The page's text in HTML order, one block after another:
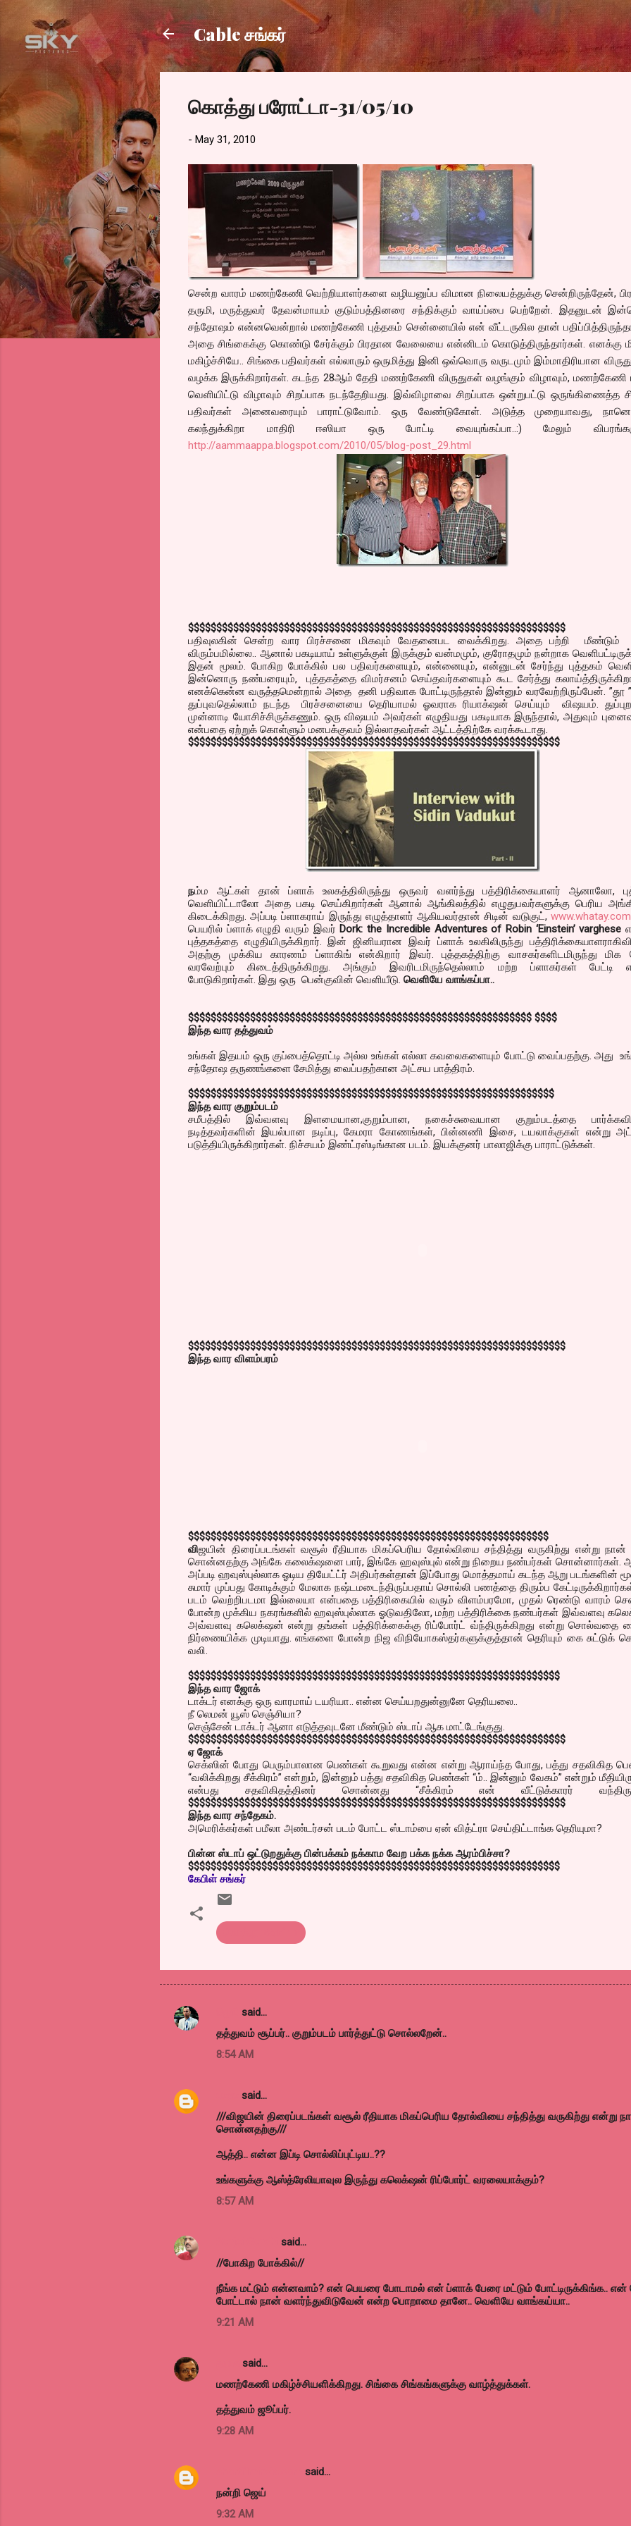
Skip to main content
Cable சங்கர்
கொத்து பரோட்டா-31/05/10
- May 31, 2010
சென்ற வாரம் மணற்கேணி வெற்றியாளர்களை வழியனுப்ப விமான நிலையத்துக்கு சென்றிருந்தேன்,
தருமி, மருத்துவர் தேவன்மாயம் குடும்பத்தினரை சந்திக்கும் வாய்ப்பை பெற்றேன். இதனுடன்
சந்தோஷம் என்னவென்றால் மணற்கேணி புத்தகம் சென்னையில் என் வீட்டருகில தான்
அதை சிங்கைக்கு கொண்டு சேர்க்கும் பிரதான வேலையை என்னிடம் கொடுத்திருந்தார்கள். எனக்கு
மகிழ்ச்சியே.. சிங்கை பதிவர்கள் எல்லாரும் ஒருமித்து இனி ஒவ்வொரு வருடமும் இம்மாதிரியான
வழக்க இருக்கிறார்கள். கடந்த 28ஆம் தேதி மணற்கேணி விருதுகள் வழங்கும் விழாவும், மணற்கேணி
வெளியிட்டு விழாவும் சிறப்பாக நடந்தேறியது. இவ்விழாவை சிறப்பாக ஒன்றுபட்டு ஒருங்கிணைத்த
பதிவர்கள் அனைவரையும் பாராட்டுவோம். ஒரு வேண்டுகோள். அடுத்த முறையாவது,
கலந்துக்கிறா மாதிரி ஈஸியா ஒரு போட்டி வையுங்கப்பா..:) மேலும்
http://aammaappa.blogspot.com/2010/05/blog-post_29.html
$$$$$$$$$$$$$$$$$$$$$$$$$$$$$$$$$$$$$$$$$$$$$$$$$$$$$$$$$$$$$$$$$$$
பதிவுலகின் சென்ற வார பிரச்சனை மிகவும் வேதனைபட வைக்கிறது. அதை பற்றி மீண்டும்
விரும்பமில்லை.. ஆனால் பகடியாய் உள்ளுக்குள் இருக்கும் வன்மமும், குரோதமும் நன்றாக
இதன் மூலம். போகிற போக்கில் பல பதிவர்களையும், என்னையும், என்னுடன் சேர்ந்து புத்தகம்
இன்னொரு நண்பரையும், புத்தகத்தை விமர்சனம் செய்தவர்களையும் கூட சேர்த்து
எனக்கென்ன வருத்தமென்றால் அதை தனி பதிவாக போட்டிருந்தால் இன்னும் வரவேற்றிருப்பேன். ”தூ
துப்புவதெல்லாம் நடந்த பிரச்சனையை தெரியாமல் ஓவராக ரியாக்‌ஷன் செய்யும் விஷயம்.
முன்னாடி யோசிச்சிருக்கணும். ஒரு விஷயம் அவர்கள் எழுதியது பகடியாக இருந்தால், அதுவும்
என்பதை ஏற்றுக் கொள்ளும் மனபக்குவம் இல்லாதவர்கள் ஆட்டத்திற்கே வரக்கூடாது.
$$$$$$$$$$$$$$$$$$$$$$$$$$$$$$$$$$$$$$$$$$$$$$$$$$$$$$$$$$$$$$$$$$
நம்ம ஆட்கள் தான் ப்ளாக் உலகத்திலிருந்து ஒருவர் வளர்ந்து பத்திரிக்கையாளர் ஆனாலோ,
வெளியிட்டாலோ அதை பகடி செய்கிறார்கள் ஆனால் ஆங்கிலத்தில் எழுதுபவர்களுக்கு பெரிய
கிடைக்கிறது. அப்படி ப்ளாகராய் இருந்து எழுத்தாளர் ஆகியவர்தான் சிடின் வடுகுட், www.whatay.com
பெயரில் ப்ளாக் எழுதி வரும் இவர் Dork: the Incredible Adventures of Robin ‘Einstein’ varghese
புத்தகத்தை எழுதியிருக்கிறார். இன் ஜினியரான இவர் ப்ளாக் உலகிலிருந்து
அதற்கு முக்கிய காரணம் ப்ளாகிங் என்கிறார் இவர். புத்தகத்திற்கு வாசகர்களிடமிருந்து மிக
வரவேற்பும் கிடைத்திருக்கிறது. அங்கும் இவரிடமிருந்தெல்லாம் மற்ற ப்ளாகர்கள் பேட்டி
போடுகிறார்கள். இது ஒரு பென்குவின் வெளியீடு. வெளியே வாங்கப்பா..
$$$$$$$$$$$$$$$$$$$$$$$$$$$$$$$$$$$$$$$$$$$$$$$$$$$$$$$$$$$$$ $$$$
இந்த வார தத்துவம்
உங்கள் இதயம் ஒரு குப்பைத்தொட்டி அல்ல உங்கள் எல்லா கவலைகளையும் போட்டு வைப்பதற்கு. அது
சந்தோஷ தருணங்களை சேமித்து வைப்பதற்கான அட்சய பாத்திரம்.
$$$$$$$$$$$$$$$$$$$$$$$$$$$$$$$$$$$$$$$$$$$$$$$$$$$$$$$$$$$$$$$$$
இந்த வார குறும்படம்
சமீபத்தில் இவ்வளவு இளமையான,குறும்பான, நகைச்சுவையான குறும்படத்தை
நடித்தவர்களின் இயல்பான நடிப்பு, கேமரா கோணங்கள், பின்னணி இசை, டயலாக்குகள் என்று
படுத்தியிருக்கிறார்கள். நிச்சயம் இண்ட்ரஸ்டிங்கான படம். இயக்குனர் பாலாஜிக்கு பாராட்டுக்கள்.
$$$$$$$$$$$$$$$$$$$$$$$$$$$$$$$$$$$$$$$$$$$$$$$$$$$$$$$$$$$$$$$$$$$
இந்த வார விளம்பரம்
$$$$$$$$$$$$$$$$$$$$$$$$$$$$$$$$$$$$$$$$$$$$$$$$$$$$$$$$$$$$$$$$
விஜயின் திரைப்படங்கள் வசூல் ரீதியாக மிகப்பெரிய தோல்வியை சந்தித்து வருகிற்து என்று நான்
சொன்னதற்கு அங்கே கலைக்‌ஷனை பார், இங்கே ஹவுஸ்புல் என்று நிறைய நண்பர்கள் சொன்னார்கள்.
அப்படி ஹவுஸ்புல்லாக ஓடிய தியேட்ட்ர் அதிபர்கள்தான் இப்போது மொத்தமாய் கடந்த ஆறு படங்களின்
சுமார் முப்பது கோடிக்கும் மேலாக நஷ்டமடைந்திருப்பதாய் சொல்லி பணத்தை திரும்ப
படம் வெற்றிபடமா இல்லையா என்பதை பத்திரிகையில் வரும் விளம்பரமோ, முதல் ரெண்டு வாரம்
போன்ற முக்கிய நகரங்களில் ஹவுஸ்புல்லாக ஓடுவதிலோ, மற்ற பத்திரிக்கை நண்பர்கள் இவ்வளவு
அவ்வளவு கலெக்‌ஷன் என்று தங்கள் பத்திரிக்கைக்கு ரிப்போர்ட் வ்ந்திருக்கிறது என்று சொல்வதை
நிர்ணையிக்க முடியாது. எங்களை போன்ற நிஜ விநியோகஸ்தர்களுக்குத்தான் தெரியும் கை சுட்டுக்
வலி.
$$$$$$$$$$$$$$$$$$$$$$$$$$$$$$$$$$$$$$$$$$$$$$$$$$$$$$$$$$$$$$$$$$
இந்த வார ஜோக்
டாக்டர் எனக்கு ஒரு வாரமாய் டயரியா.. என்ன செய்யறதுன்னுனே தெரியலை..
நீ லெமன் யூஸ் செஞ்சியா?
செஞ்சேன் டாக்டர் ஆனா எடுத்தவுடனே மீண்டும் ஸ்டாப் ஆக மாட்டேங்குது.
$$$$$$$$$$$$$$$$$$$$$$$$$$$$$$$$$$$$$$$$$$$$$$$$$$$$$$$$$$$$$$$$$$$
ஏ ஜோக்
செக்ஸின் போது பெரும்பாலான பெண்கள் கூறுவது என்ன என்று ஆராய்ந்த போது, பத்து சதவிகித
“வலிக்கிறது சீக்கிரம்” என்றும், இன்னும் பத்து சதவிகித பெண்கள் “ம்.. இன்னும் வேகம்” என்றும்
என்பது சதவிகிதத்தினர் சொன்னது “சீக்கிரம் என் வீட்டுக்காரர்
$$$$$$$$$$$$$$$$$$$$$$$$$$$$$$$$$$$$$$$$$$$$$$$$$$$$$$$$$$$$$$$$$$$
இந்த வார சந்தேகம்.
அமெரிக்கர்கள் பமீலா அண்டர்சன் படம் போட்ட ஸ்டாம்பை ஏன் வித்ட்ரா செய்திட்டாங்க தெரியுமா?
பின்ன ஸ்டாப் ஒட்டுறதுக்கு பின்பக்கம் நக்காம வேற பக்க நக்க ஆரம்பிச்சா?
$$$$$$$$$$$$$$$$$$$$$$$$$$$$$$$$$$$$$$$$$$$$$$$$$$$$$$$$$$$$$$$$$$
கேபிள் சங்கர்
C
e
said…
தத்துவம் சூப்பர்.. குறும்படம் பார்த்துட்டு சொல்லறேன்..
8:54 AM
said…
///விஜயின் திரைப்படங்கள் வசூல் ரீதியாக மிகப்பெரிய தோல்வியை சந்தித்து வருகிற்து என்று
சொன்னதற்கு///
ஆத்தி.. என்ன இப்டி சொல்லிப்புட்டிய..??
உங்களுக்கு ஆஸ்த்ரேலியாவுல இருந்து கலெக்‌ஷன் ரிப்போர்ட் வரலையாக்கும்?
8:57 AM
said…
//போகிற போக்கில்//
நீங்க மட்டும் என்னவாம்? என் பெயரை போடாமல் என் ப்ளாக் பேரை மட்டும் போட்டிருக்கிங்க.. என்
போட்டால் நான் வளர்ந்துவிடுவேன் என்ற பொறாமை தானே.. வெளியே வாங்கய்யா..
9:21 AM
said…
மணற்கேணி மகிழ்ச்சியளிக்கிறது. சிங்கை சிங்கங்களுக்கு வாழ்த்துக்கள்.
தத்துவம் ஜூப்பர்.
9:28 AM
said…
நன்றி ஜெய்
9:32 AM